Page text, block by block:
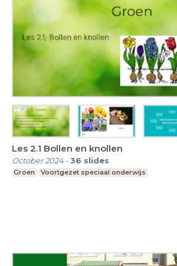
Les 2.1 Bollen en knollen
October 2024-36 slides
Groen Voortgezet speciaal onderwijs